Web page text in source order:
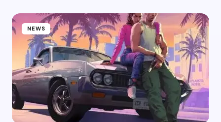
NEWS